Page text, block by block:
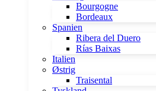
Bourgogne
Bordeaux
Spanien
Ribera del Duero
Rías Baixas
Italien
Østrig
Traisental